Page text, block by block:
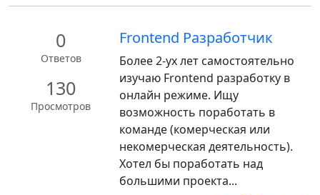
0
Ответов
130
Просмотров
Frontend Разработчик
Более 2-ух лет самостоятельно
изучаю Frontend разработку в
онлайн режиме. Ищу
возможность поработать в
команде (комерческая или
некомерческая деятельность).
Хотел бы поработать над
большими проекта...